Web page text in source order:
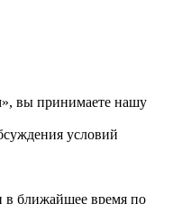
вы принимаете нашу
условий
в ближайшее время по